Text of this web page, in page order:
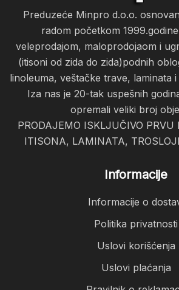
Preduzeće Minpro d.o.o.
radom početkom
veleprodajom, maloprodojaom i
(itisoni od zida do zida)podnih
linoleuma, veštačke trave, laminata
Iza nas je 20-tak uspešnih
opremali veliki broj
PRODAJEMO ISKLJUČIVO
ITISONA, LAMINATA,
Informacije
Informacije o
Politika privatnosti
Uslovi korišćenja
Uslovi plaćanja